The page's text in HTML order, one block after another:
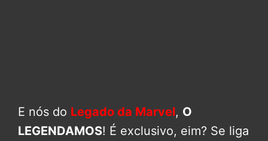
E nós do Legado da Marvel, O
LEGENDAMOS! É exclusivo, eim? Se liga